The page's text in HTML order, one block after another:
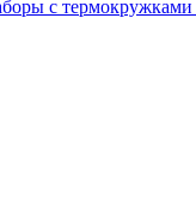
с термокружками